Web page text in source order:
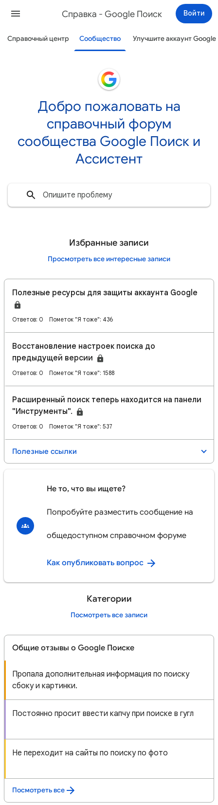
Cправка - Google Поиск Войти
Справочный центр Сообщество Улучшите аккаунт Google
Добро пожаловать на
справочный форум
сообщества Google Поиск и
Ассистент
Избранные записи
Просмотреть все интересные записи
Полезные ресурсы для защиты аккаунта Google
Ответов: 0 Пометок "Я тоже": 436
Восстановление настроек поиска до
предыдущей версии
Ответов: 0 Пометок "Я тоже": 1588
Расширенный поиск теперь находится на панели
"Инструменты".
Ответов: 0 Пометок "Я тоже": 537
Полезные ссылки
Не то, что вы ищете?
Попробуйте разместить сообщение на
общедоступном справочном форуме
Как опубликовать вопрос
Категории
Посмотреть все записи
Общие отзывы о Google Поиске
Пропала дополнительная информация по поиску
сбоку и картинки.
Постоянно просит ввести капчу при поиске в гугл
Не переходит на сайты по поиску по фото
Посмотреть все